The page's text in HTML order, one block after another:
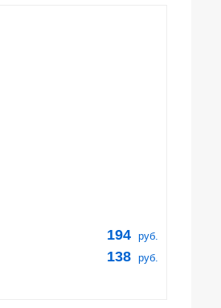
194 руб.
138 руб.